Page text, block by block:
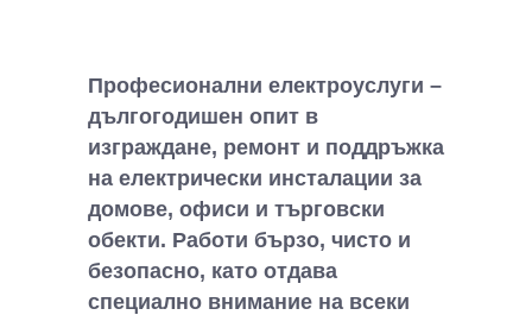
Професионални електроуслуги –
дългогодишен опит в
изграждане, ремонт и поддръжка
на електрически инсталации за
домове, офиси и търговски
обекти. Работи бързо, чисто и
безопасно, като отдава
специално внимание на всеки